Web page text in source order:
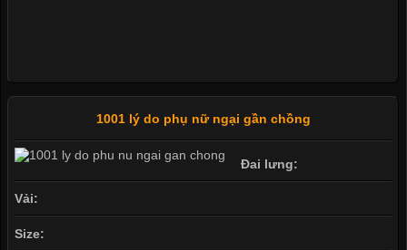
1001 lý do phụ nữ ngại gần chồng
Đai lưng:
Vải:
Size: